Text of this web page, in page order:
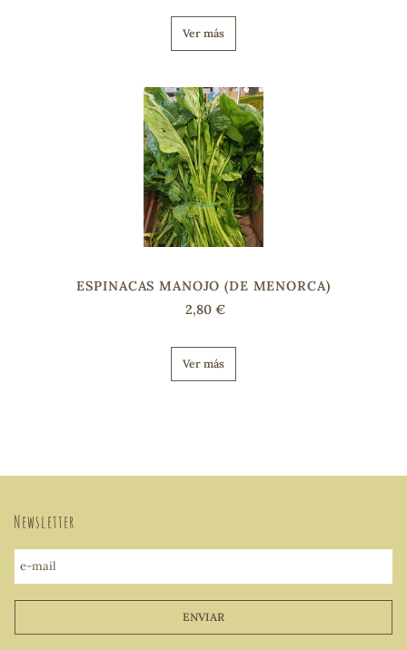
Ver más
ESPINACAS MANOJO (DE MENORCA)
2,80 €
Ver más
Newsletter
e-mail
ENVIAR